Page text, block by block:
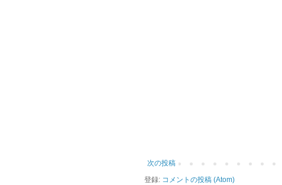
次の投稿
登録: コメントの投稿 (Atom)